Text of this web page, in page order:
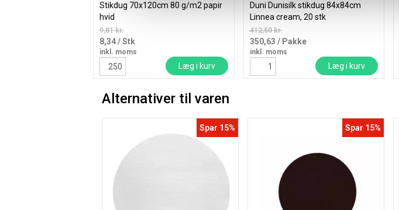
Stikdug 70x120cm 80 g/m2 papir
hvid
9,81 kr.
8,34/ Stk
inkl. moms
Læg i kurv
Duni Dunisilk stikdug 84x84cm
Linnea cream, 20 stk
412,50 kr.
350,63 / Pakke
inkl. moms
Læg i kurv
Alternativer til varen
Spar 15% Spar 15%